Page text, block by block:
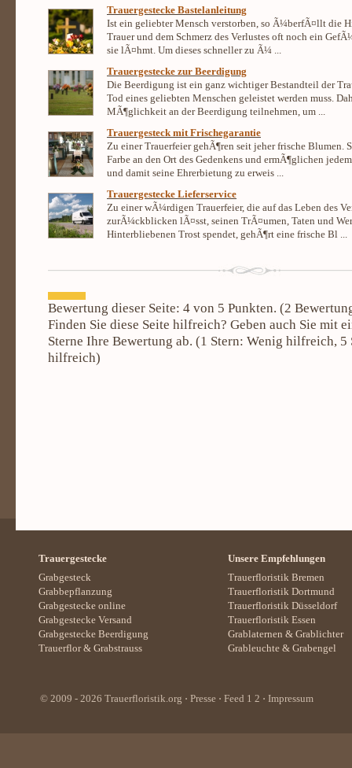
Trauergestecke Bastelanleitung
Ist ein geliebter Mensch verstorben, so Ã¼berfÃ¤llt die
Trauer und dem Schmerz des Verlustes oft noch ein
sie lÃ¤hmt. Um dieses schneller zu Ã¼ ...
Trauergestecke zur Beerdigung
Die Beerdigung ist ein ganz wichtiger Bestandteil der
Tod eines geliebten Menschen geleistet werden muss.
MÃ¶glichkeit an der Beerdigung teilnehmen, um ...
Trauergesteck mit Frischegarantie
Zu einer Trauerfeier gehÃ¶ren seit jeher frische Blumen.
Farbe an den Ort des Gedenkens und ermÃ¶glichen
und damit seine Ehrerbietung zu erweis ...
Trauergestecke Lieferservice
Zu einer wÃ¼rdigen Trauerfeier, die auf das Leben des
zurÃ¼ckblicken lÃ¤sst, seinen TrÃ¤umen, Taten und
Hinterbliebenen Trost spendet, gehÃ¶rt eine frische Bl ...
Bewertung dieser Seite: 4 von 5 Punkten. (2
Finden Sie diese Seite hilfreich? Geben auch Sie mit
Sterne Ihre Bewertung ab. (1 Stern: Wenig hilfreich, 5
hilfreich)
Trauergestecke
Grabgesteck
Grabbepflanzung
Grabgestecke online
Grabgestecke Versand
Grabgestecke Beerdigung
Trauerflor& Grabstrauss
Unsere Empfehlungen
Trauerfloristik Bremen
Trauerfloristik Dortmund
Trauerfloristik Düsseldorf
Trauerfloristik Essen
Grablaternen & Grablichter
Grableuchte & Grabengel
© 2009 - 2026 Trauerfloristik.org ⋅ Presse ⋅ Feed 1 2 ⋅ Impressum